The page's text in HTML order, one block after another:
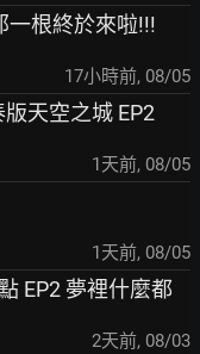
一根終於來啦!!!
17小時前, 08/05
天空之城 EP2
1天前, 08/05
1天前, 08/05
EP2 夢裡什麼都
2天前, 08/03